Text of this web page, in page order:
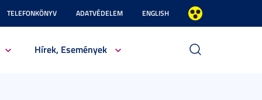
TELEFONKÖNYV ADATVÉDELEM ENGLISH
Hírek, Események